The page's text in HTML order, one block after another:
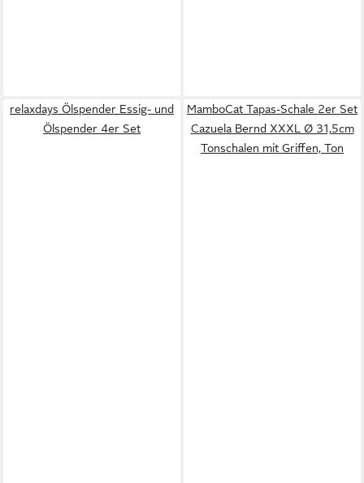
relaxdays Ölspender Essig- und
Ölspender 4er Set
MamboCat Tapas-Schale 2er Set
Cazuela Bernd XXXL Ø 31,5cm
Tonschalen mit Griffen, Ton